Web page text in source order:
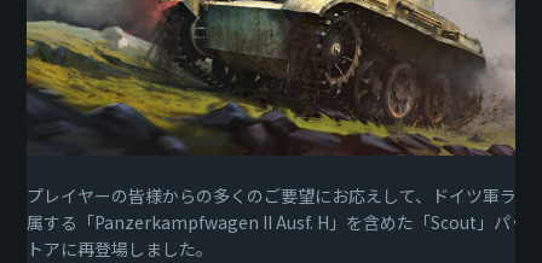
プレイヤーの皆様からの多くのご要望にお応えして、ドイツ軍ラン
属する「Panzerkampfwagen II Ausf. H」を含めた「Scout」パッ
トアに再登場しました。